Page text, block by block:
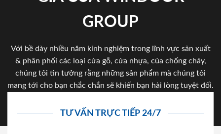
GROUP
Với bề dày nhiều năm kinh nghiệm trong lĩnh vực sản xuất
& phân phối các loại cửa gỗ, cửa nhựa, của chống cháy,
chúng tôi tin tưởng rằng những sản phẩm mà chúng tôi
mang tới cho bạn chắc chắn sẽ khiến bạn hài lòng tuyệt đối.
TƯ VẤN TRỰC TIẾP 24/7